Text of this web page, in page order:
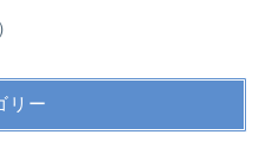
リー